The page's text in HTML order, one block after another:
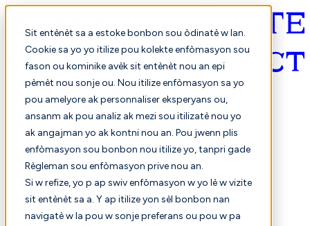
Sit entènèt sa a estoke bonbon sou òdinatè w lan.
Cookie sa yo yo itilize pou kolekte enfòmasyon sou
fason ou kominike avèk sit entènèt nou an epi
pèmèt nou sonje ou. Nou itilize enfòmasyon sa yo
pou amelyore ak personnaliser eksperyans ou,
ansanm ak pou analiz ak mezi sou itilizatè nou yo
ak angajman yo ak kontni nou an. Pou jwenn plis
enfòmasyon sou bonbon nou itilize yo, tanpri gade
Règleman sou enfòmasyon prive nou an.
Si w refize, yo p ap swiv enfòmasyon w yo lè w vizite
sit entènèt sa a. Y ap itilize yon sèl bonbon nan
navigatè w la pou w sonje preferans ou pou w pa
Kreyòl ayisyen
Konparezon